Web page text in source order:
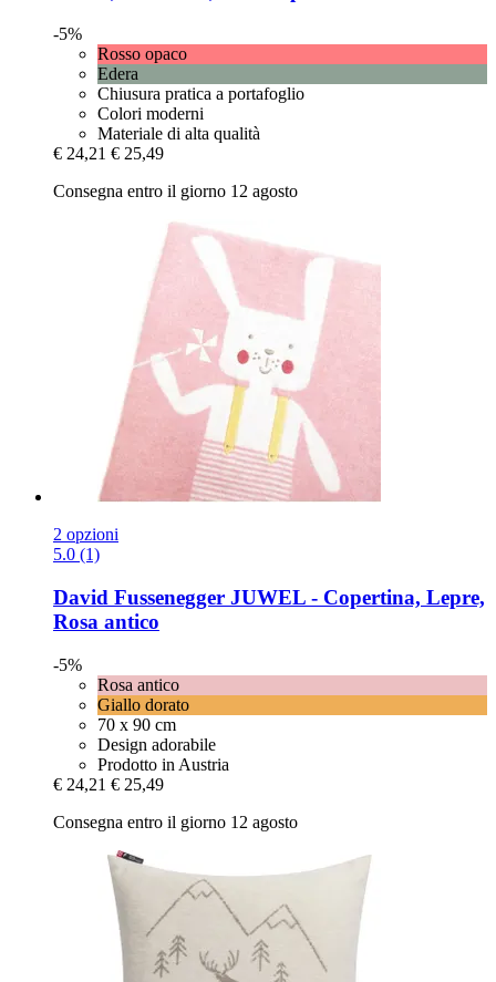
-5%
Rosso opaco
Edera
Chiusura pratica a portafoglio
Colori moderni
Materiale di alta qualità
€ 24,21 € 25,49
Consegna entro il giorno 12 agosto
2 opzioni
5.0 (1)
David Fussenegger JUWEL -​ Copertina, Lepre,
Rosa antico
-5%
Rosa antico
Giallo dorato
70 x 90 cm
Design adorabile
Prodotto in Austria
€ 24,21 € 25,49
Consegna entro il giorno 12 agosto